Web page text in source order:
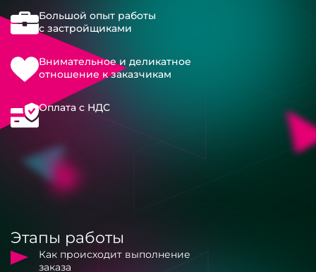
Большой опыт работы
с застройщиками
Внимательное и деликатное
отношение к заказчикам
Оплата с НДС
Этапы работы
Как происходит выполнение
заказа